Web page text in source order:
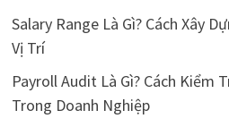
Salary Range Là Gì? Cách Xây
Vị Trí
Payroll Audit Là Gì? Cách Kiểm
Trong Doanh Nghiệp